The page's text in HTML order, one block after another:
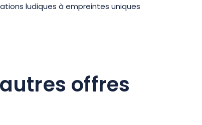
ludiques à empreintes uniques
offres